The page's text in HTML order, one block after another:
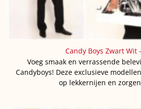
Candy Boys Zwart Wit
Voeg smaak en verrassende
Candyboys! Deze exclusieve
op lekkernijen en